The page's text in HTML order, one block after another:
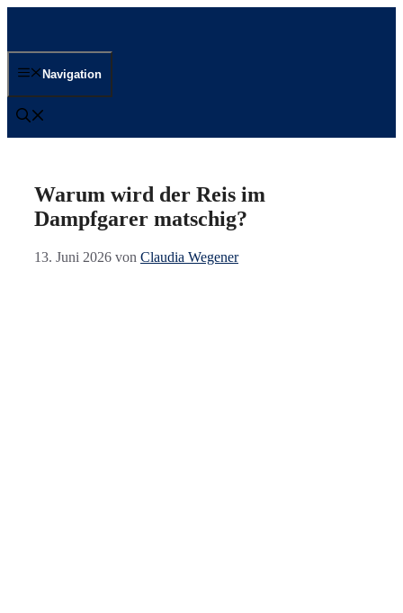
Navigation
Warum wird der Reis im
Dampfgarer matschig?
13. Juni 2026 von Claudia Wegener